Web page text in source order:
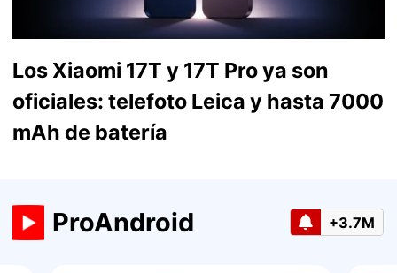
Los Xiaomi 17T y 17T Pro ya son
oficiales: telefoto Leica y hasta 7000
mAh de batería
ProAndroid +3.7M